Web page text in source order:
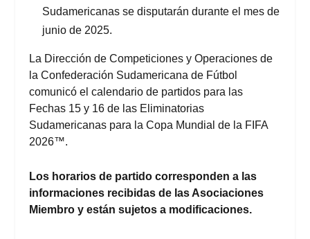
Sudamericanas se disputarán durante el mes de
junio de 2025.
La Dirección de Competiciones y Operaciones de
la Confederación Sudamericana de Fútbol
comunicó el calendario de partidos para las
Fechas 15 y 16 de las Eliminatorias
Sudamericanas para la Copa Mundial de la FIFA
2026™.
Los horarios de partido corresponden a las
informaciones recibidas de las Asociaciones
Miembro y están sujetos a modificaciones.